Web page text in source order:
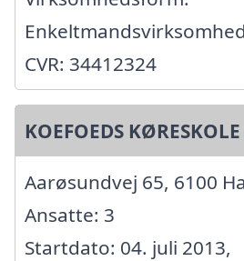
Enkeltmandsvirksomhed
CVR: 34412324
KOEFOEDS
Aarøsundvej 65, 6100
Ansatte: 3
Startdato: 04. juli 2013,